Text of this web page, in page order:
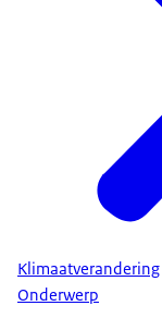
Klimaatverandering
Onderwerp